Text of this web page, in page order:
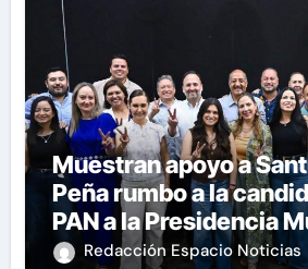
Muestran apoyo a
Peña rumbo a la
PAN a la Presidencia
Redacción Espacio Noticias